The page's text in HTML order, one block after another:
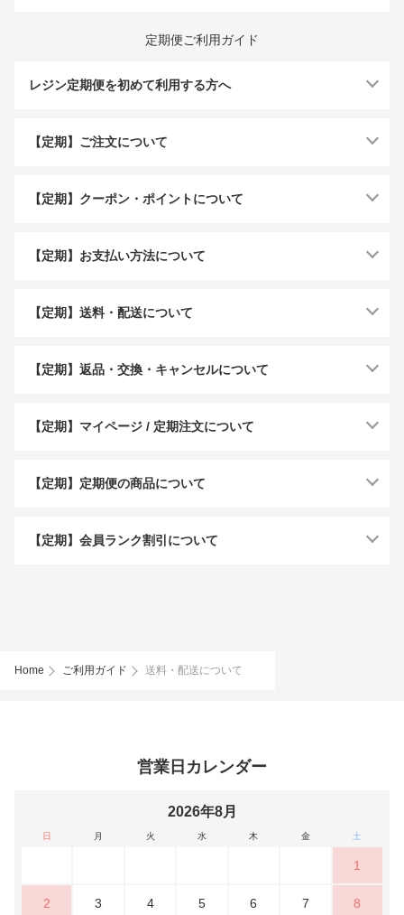
定期便ご利用ガイド
レジン定期便を初めて利用する方へ
【定期】ご注文について
【定期】クーポン・ポイントについて
【定期】お支払い方法について
【定期】送料・配送について
【定期】返品・交換・キャンセルについて
【定期】マイページ / 定期注文について
【定期】定期便の商品について
【定期】会員ランク割引について
Home ご利用ガイド 送料・配送について
営業日カレンダー
2026年8月
日 月 火 水 木 金 土
1
2 3 4 5 6 7 8